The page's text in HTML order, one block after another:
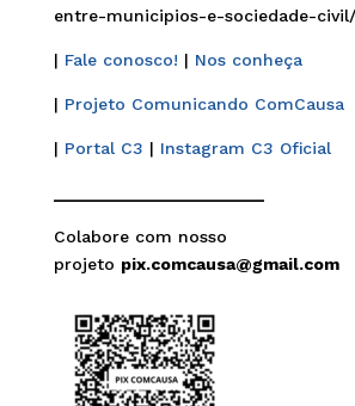
entre-municipios-e-sociedade-civil/
| Fale conosco! | Nos conheça
| Projeto Comunicando ComCausa
| Portal C3 | Instagram C3 Oficial
Colabore com nosso
projeto pix.comcausa@gmail.com